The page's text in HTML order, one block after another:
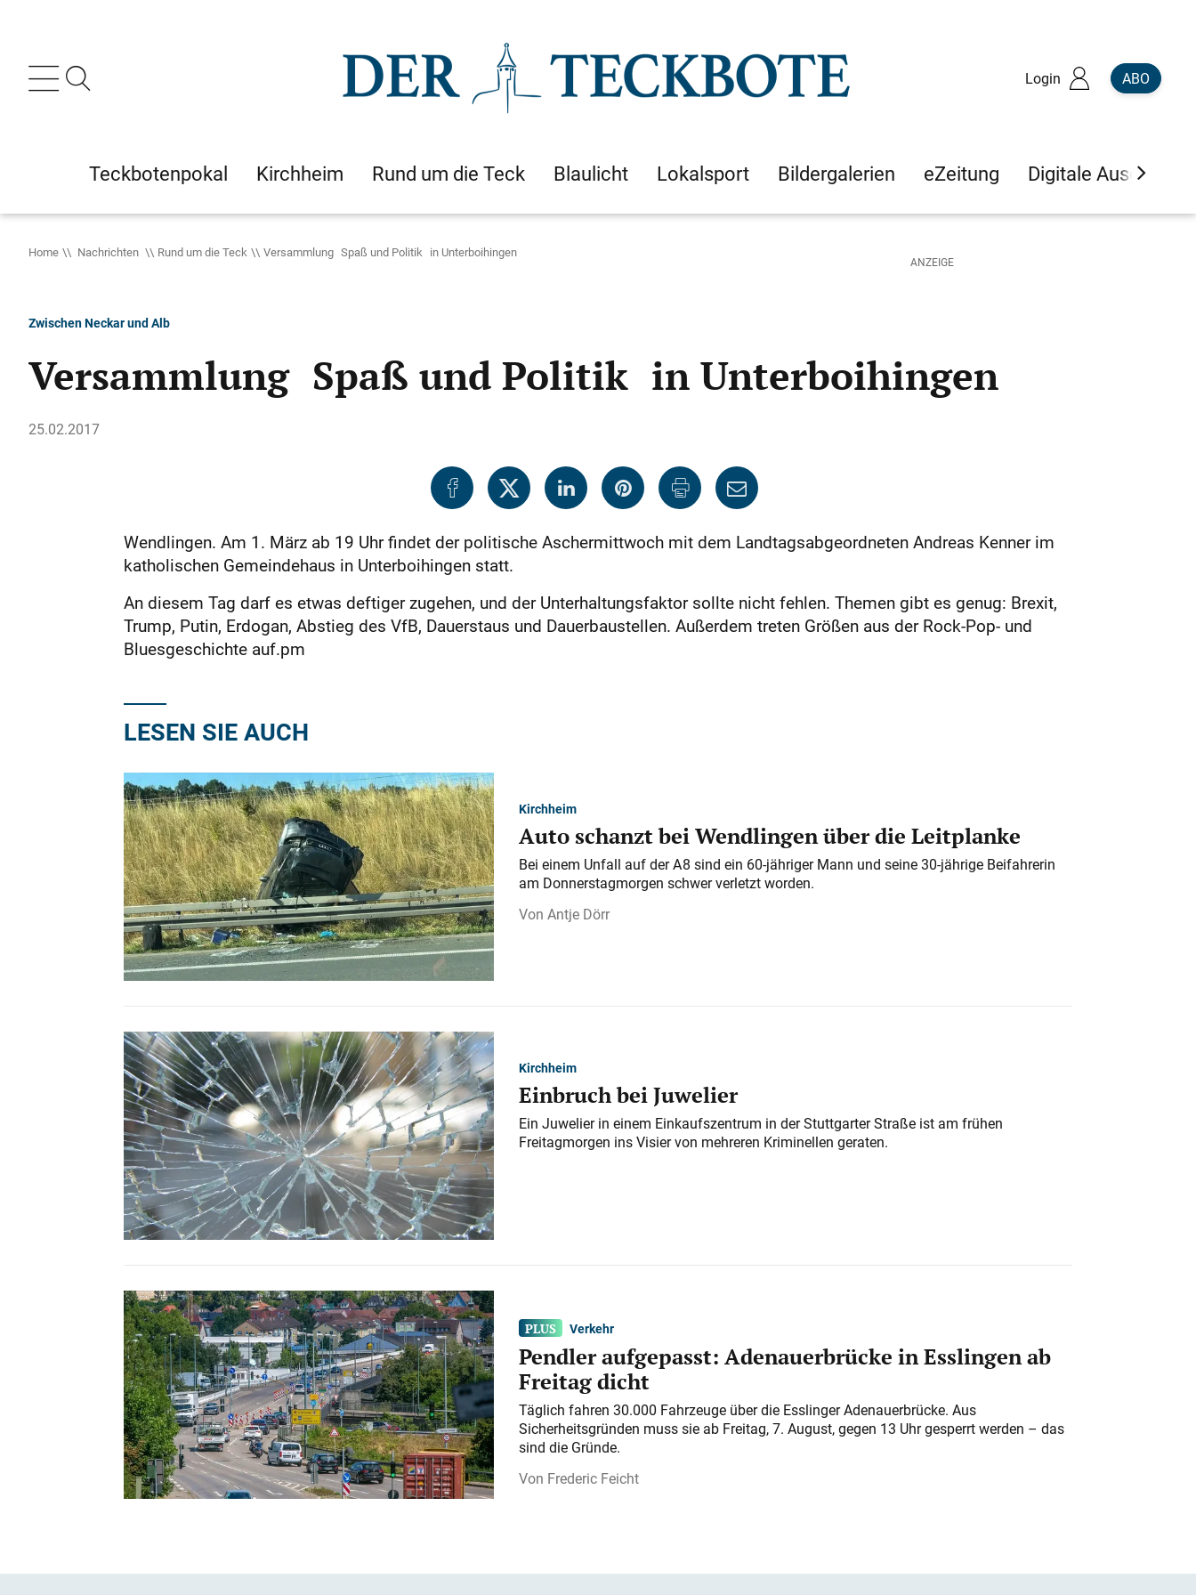
Login ABO
Teckbotenpokal Kirchheim Rund um die Teck Blaulicht Lokalsport Bildergalerien eZeitung Digitale Ausgaben
Home Nachrichten Rund um die Teck Versammlung Spaß und Politik in Unterboihingen
Zwischen Neckar und Alb
Versammlung Spaß und Politik in Unterboihingen
25.02.2017
Wendlingen. Am 1. März ab 19 Uhr findet der politische Aschermittwoch mit dem Landtagsabgeordneten Andreas Kenner im
katholischen Gemeindehaus in Unterboihingen statt.
An diesem Tag darf es etwas deftiger zugehen, und der Unterhaltungsfaktor sollte nicht fehlen. Themen gibt es genug: Brexit,
Trump, Putin, Erdogan, Abstieg des VfB, Dauerstaus und Dauerbaustellen. Außerdem treten Größen aus der Rock-Pop- und
Bluesgeschichte auf.pm
LESEN SIE AUCH
Kirchheim
Auto schanzt bei Wendlingen über die Leitplanke
Bei einem Unfall auf der A 8 sind ein 60-jähriger Mann und seine 30-jährige Beifahrerin
am Donnerstagmorgen schwer verletzt worden.
Antje Dörr
Kirchheim
Einbruch bei Juwelier
Ein Juwelier in einem Einkaufszentrum in der Stuttgarter Straße ist am frühen
Freitagmorgen ins Visier von mehreren Kriminellen geraten.
Verkehr
Pendler aufgepasst: Adenauerbrücke in Esslingen ab
Freitag dicht
Täglich fahren 30.000 Fahrzeuge über die Esslinger Adenauerbrücke. Aus
Sicherheitsgründen muss sie ab Freitag, 7. August, gegen 13 Uhr gesperrt werden – das
sind die Gründe.
Frederic Feicht